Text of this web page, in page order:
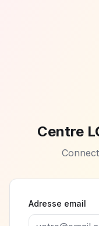
Centre
Adresse email